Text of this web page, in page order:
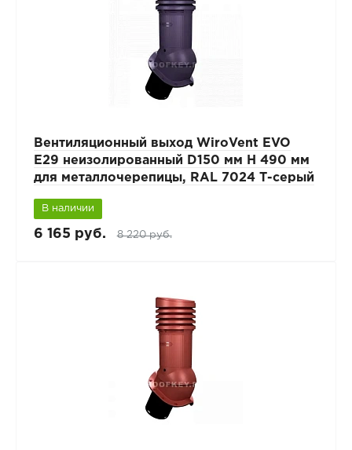
Вентиляционный выход WiroVent EVO
E29 неизолированный D150 мм Н 490 мм
для металлочерепицы, RAL 7024 Т-серый
В наличии
6 165 руб. 8 220 руб.